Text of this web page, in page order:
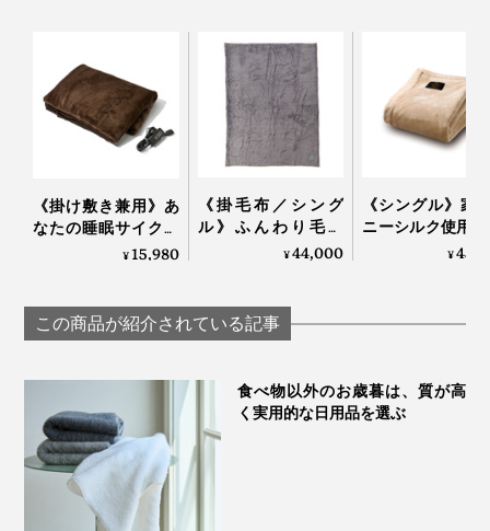
《掛け敷き兼用》あ
なたの睡眠サイクル
に合わせて、電源が
「電気毛布（シング
ル）」｜HEAT-
¥15,980
《掛毛布／シング
ル》ふんわり毛足
1.7cmのメリノウー
布」｜LOOM &
SPOOL ルームアンド
¥44,000
《シングル》家
ニーシルク使用、
毛の匠”が磨き
¥
この商品が紹介されている記事
食べ物以外のお歳暮は、質が高
く実用的な日用品を選ぶ